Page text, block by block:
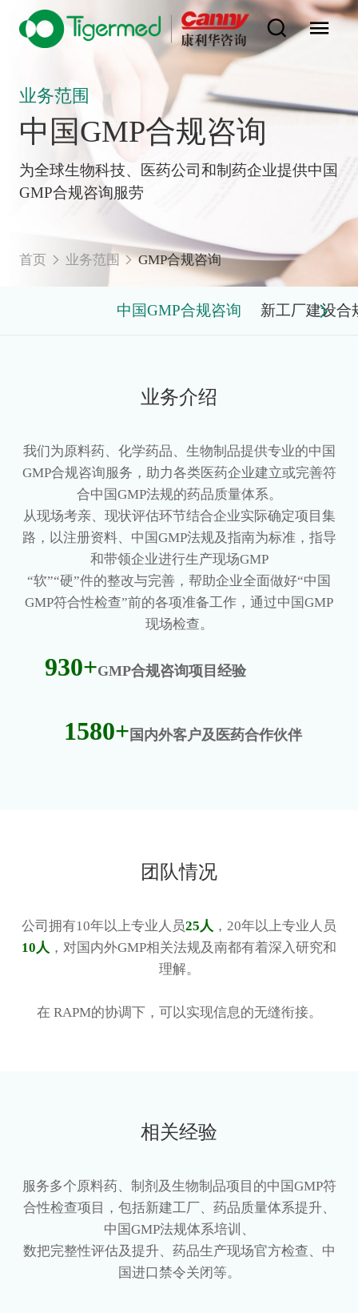
业务范围
中国GMP合规咨询
为全球生物科技、医药公司和制药企业提供中国
GMP合规咨询服劳
首页 业务范围 GMP合规咨询
中国GMP合规咨询 新工厂建设合
业务介绍
我们为原料药、化学药品、生物制品提供专业的中国
GMP合规咨询服务，助力各类医药企业建立或完善符
合中国GMP法规的药品质量体系。
从现场考亲、现状评估环节结合企业实际确定项目集
路，以注册资料、中国GMP法规及指南为标准，指导
和带领企业进行生产现场GMP
“软”“硬”件的整改与完善，帮助企业全面做好“中国
GMP符合性检查”前的各项准备工作，通过中国GMP
现场检查。
930+GMP合规咨询项目经验
1580+ 国内外客户及医药合作伙伴
团队情况
公司拥有10年以上专业人员25人 ，20年以上专业人员
10人 ，对国内外GMP相关法规及南都有着深入研究和
理解。
在 RAPM的协调下，可以实现信息的无缝衔接。
相关经验
服务多个原料药、制剂及生物制品项目的中国GMP符
合性检查项目，包括新建工厂、药品质量体系提升、
中国GMP法规体系培训、
数把完整性评估及提升、药品生产现场官方检查、中
国进口禁令关闭等。